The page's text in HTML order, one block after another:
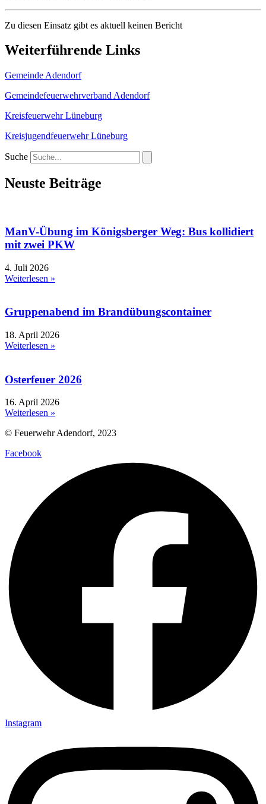
Zu diesen Einsatz gibt es aktuell keinen Bericht
Weiterführende Links
Gemeinde Adendorf
Gemeindefeuerwehrverband Adendorf
Kreisfeuerwehr Lüneburg
Kreisjugendfeuerwehr Lüneburg
Suche
Neuste Beiträge
ManV-Übung im Königsberger Weg: Bus kollidiert
mit zwei PKW
4. Juli 2026
Weiterlesen »
Gruppenabend im Brandübungscontainer
18. April 2026
Weiterlesen »
Osterfeuer 2026
16. April 2026
Weiterlesen »
© Feuerwehr Adendorf, 2023
Facebook
Instagram